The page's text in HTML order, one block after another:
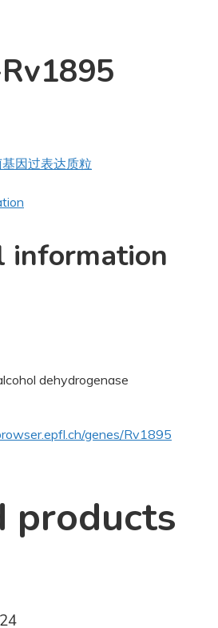
因过表达质粒
information
dehydrogenase
genes/Rv1895
products